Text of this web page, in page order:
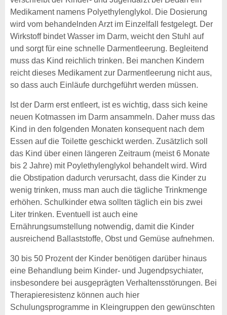
Medikament namens Polyethylenglykol. Die Dosierung
wird vom behandelnden Arzt im Einzelfall festgelegt. Der
Wirkstoff bindet Wasser im Darm, weicht den Stuhl auf
und sorgt für eine schnelle Darmentleerung. Begleitend
muss das Kind reichlich trinken. Bei manchen Kindern
reicht dieses Medikament zur Darmentleerung nicht aus,
so dass auch Einläufe durchgeführt werden müssen.
Ist der Darm erst entleert, ist es wichtig, dass sich keine
neuen Kotmassen im Darm ansammeln. Daher muss das
Kind in den folgenden Monaten konsequent nach dem
Essen auf die Toilette geschickt werden. Zusätzlich soll
das Kind über einen längeren Zeitraum (meist 6 Monate
bis 2 Jahre) mit Poylethylenglykol behandelt wird. Wird
die Obstipation dadurch verursacht, dass die Kinder zu
wenig trinken, muss man auch die tägliche Trinkmenge
erhöhen. Schulkinder etwa sollten täglich ein bis zwei
Liter trinken. Eventuell ist auch eine
Ernährungsumstellung notwendig, damit die Kinder
ausreichend Ballaststoffe, Obst und Gemüse aufnehmen.
30 bis 50 Prozent der Kinder benötigen darüber hinaus
eine Behandlung beim Kinder- und Jugendpsychiater,
insbesondere bei ausgeprägten Verhaltensstörungen. Bei
Therapieresistenz können auch hier
Schulungsprogramme in Kleingruppen den gewünschten